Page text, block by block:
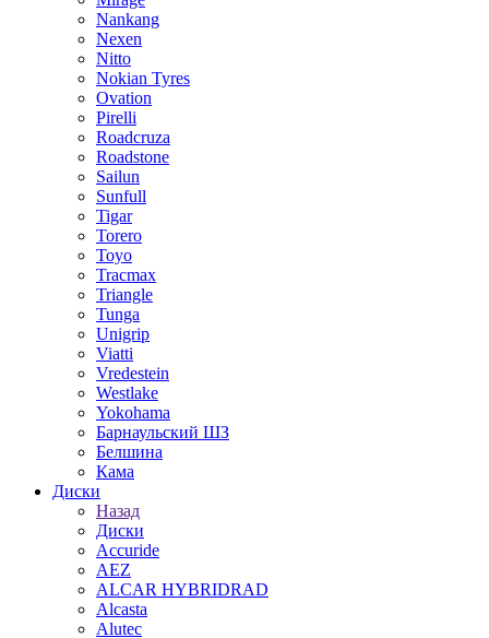
Nankang
Nexen
Nitto
Nokian Tyres
Ovation
Pirelli
Roadcruza
Roadstone
Sailun
Sunfull
Tigar
Torero
Toyo
Tracmax
Triangle
Tunga
Unigrip
Viatti
Vredestein
Westlake
Yokohama
Барнаульский ШЗ
Белшина
Кама
Диски
Назад
Диски
Accuride
AEZ
ALCAR HYBRIDRAD
Alcasta
Alutec